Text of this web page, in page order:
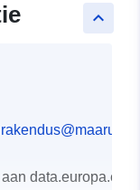
keyboard_arrow_up
data.europa.eu: